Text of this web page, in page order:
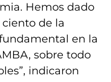
Hemos dado
de la
en la
sobre todo
indicaron